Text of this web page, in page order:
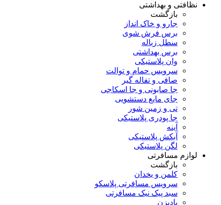
نظافتی و بهداشتی
بازگشت
جارو و خاک انداز
برس فرش شوی
سطل زباله
برس بهداشتی
وان پلاستیکی
سرویس حمام و توالت
صافی و تفاله گیر
جا صابونی و جا اسکاجی
جای مایع دستشویی
تی و زمین شور
جا پودری پلاستیکی
آینه
آبکش پلاستیکی
لگن پلاستیکی
لوازم مسافرتی
بازگشت
کلمن و یخدان
سرویس مسافرتی پلاسکو
سبد پیک نیک مسافرتی
بادبزن